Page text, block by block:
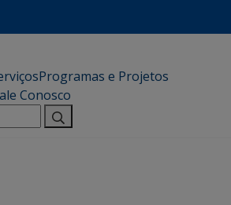
Programas e Projetos
Conosco